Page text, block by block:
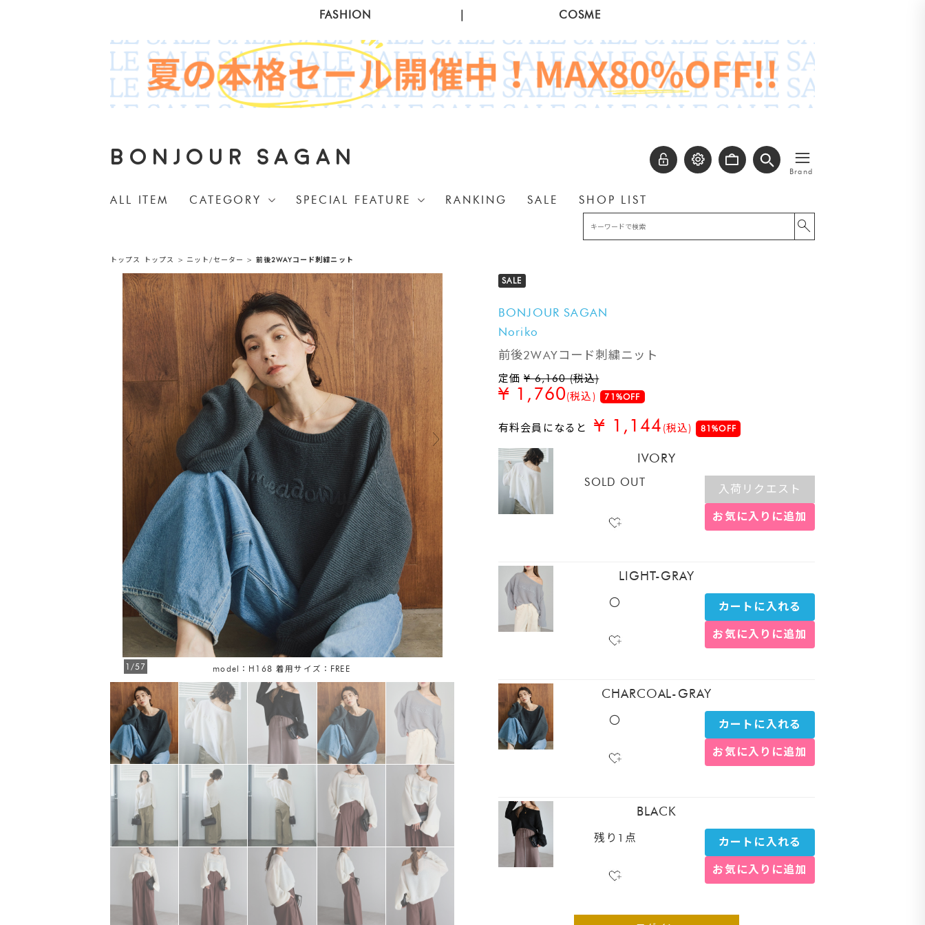
FASHION COSME
BONJOUR SAGAN ≡
Brand
ALL ITEM CATEGORY SPECIAL FEATURE RANKING SALE SHOP LIST
トップス トップス > ニット/セーター > 前後2WAYコード刺繍ニット
model：H168 着用サイズ：FREE
1/57
SALE
BONJOUR SAGAN
Noriko
前後2WAYコード刺繍ニット
定価¥ 6,160 (税込)
¥ 1,760(税込) 71%OFF
有料会員になると¥ 1,144 (税込) 81%OFF
IVORY
SOLD OUT
入荷リクエスト
お気に入りに追加
LIGHT-GRAY
〇 カートに入れる
お気に入りに追加
CHARCOAL-GRAY
〇 カートに入れる
お気に入りに追加
BLACK
残り1点 カートに入れる
お気に入りに追加